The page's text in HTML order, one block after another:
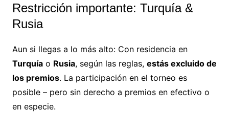
Restricción importante: Turquía &
Rusia
Aun si llegas a lo más alto: Con residencia en
Turquíao Rusia, según las reglas, estás excluido de
los premios. La participación en el torneo es
posible – pero sin derecho a premios en efectivo o
en especie.